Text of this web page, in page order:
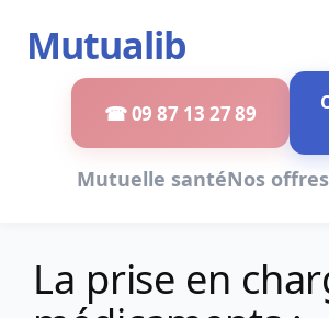
contenu
Mutualib
Mutuelle santéNos offres
☎ 09 87 13 27 89
La prise en